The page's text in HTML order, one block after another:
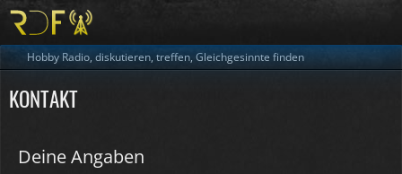
Hobby Radio, diskutieren, treffen, Gleichgesinnte finden
KONTAKT
Deine Angaben